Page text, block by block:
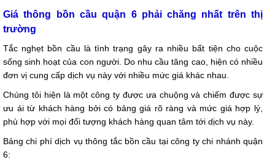
Giá thông bồn cầu quận 6 phải chăng nhất trên thị
trường
Tắc nghẹt bồn cầu là tình trạng gây ra nhiều bất tiện cho cuộc
sống sinh hoạt của con người. Do nhu cầu tăng cao, hiện có nhiều
đơn vị cung cấp dịch vụ này với nhiều mức giá khác nhau.
Chúng tôi hiện là một công ty được ưa chuộng và chiếm được sự
ưu ái từ khách hàng bởi có bảng giá rõ ràng và mức giá hợp lý,
phù hợp với mọi đối tượng khách hàng quan tâm tới dịch vụ này.
Bảng chi phí dịch vụ thông tắc bồn cầu tại công ty chi nhánh quận
6: